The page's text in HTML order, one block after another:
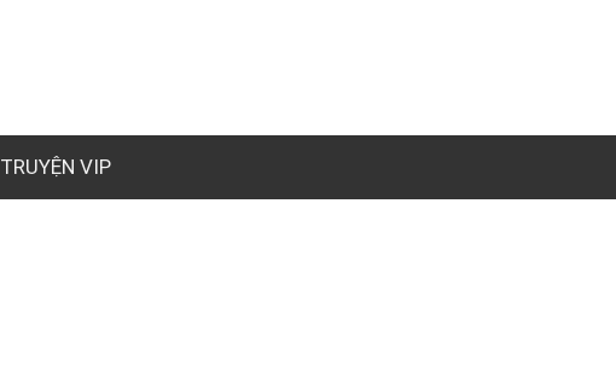
TRUYỆN VIP